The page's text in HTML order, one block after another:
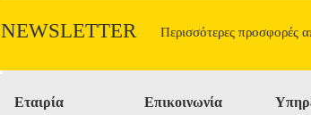
NEWSLETTER Περισσότερες προσφορές
Εταιρία Επικοινωνία